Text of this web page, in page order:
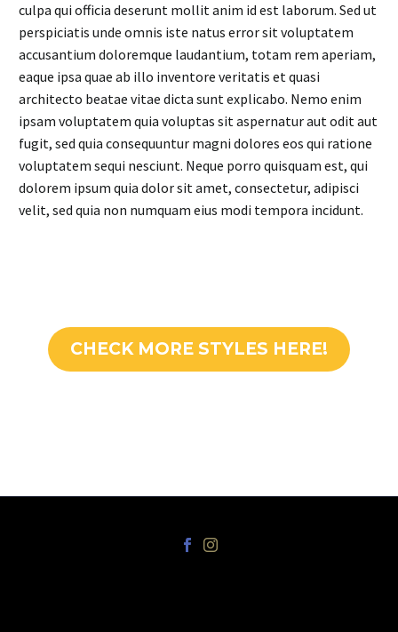
culpa qui officia deserunt mollit anim id est laborum. Sed ut
perspiciatis unde omnis iste natus error sit voluptatem
accusantium doloremque laudantium, totam rem aperiam,
eaque ipsa quae ab illo inventore veritatis et quasi
architecto beatae vitae dicta sunt explicabo. Nemo enim
ipsam voluptatem quia voluptas sit aspernatur aut odit aut
fugit, sed quia consequuntur magni dolores eos qui ratione
voluptatem sequi nesciunt. Neque porro quisquam est, qui
dolorem ipsum quia dolor sit amet, consectetur, adipisci
velit, sed quia non numquam eius modi tempora incidunt.
CHECK MORE STYLES HERE!